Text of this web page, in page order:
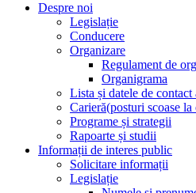
Despre noi
Legislație
Conducere
Organizare
Regulament de
Organigrama
Lista și datele de
Carieră(posturi scoase la
Programe și strategii
Rapoarte și studii
Informații de interes public
Solicitare informații
Legislație